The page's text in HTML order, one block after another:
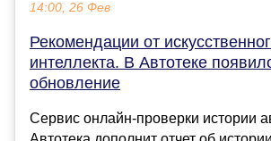
14:00, 26 Фев
Рекомендации от
интеллекта. В Автотеке
обновление
Сервис онлайн-проверки истории